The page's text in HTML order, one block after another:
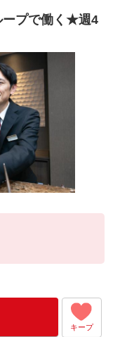
ープで働く★週4
試用期間2ヶ月)
キープ